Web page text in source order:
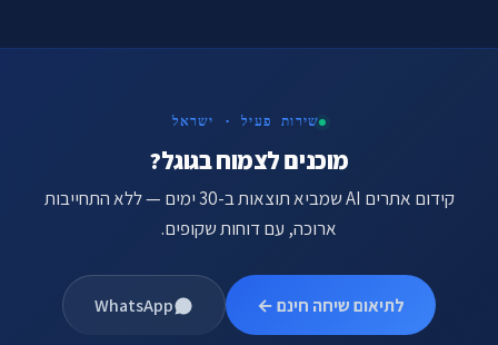
שירות פעיל · ישראל
מוכנים לצמוח בגוגל?
קידום אתרים AI שמביא תוצאות ב-30 ימים — ללא התחייבות
ארוכה, עם דוחות שקופים.
לתיאום שיחה חינם ← WhatsApp